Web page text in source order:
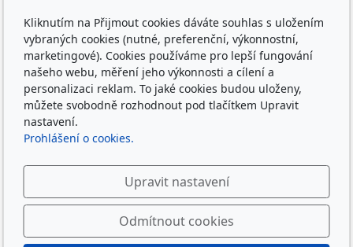
Stáhnout
Mapa webu
Vyhledávání
Sledujte nás
Kliknutím na Přijmout cookies dáváte souhlas s uložením
vybraných cookies (nutné, preferenční, výkonnostní,
marketingové). Cookies používáme pro lepší fungování
našeho webu, měření jeho výkonnosti a cílení a
personalizaci reklam. To jaké cookies budou uloženy,
můžete svobodně rozhodnout pod tlačítkem Upravit
nastavení.
Prohlášení o cookies.
Upravit nastavení
Odmítnout cookies